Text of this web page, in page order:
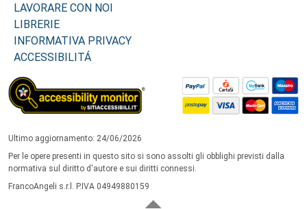
LAVORARE CON NOI
LIBRERIE
INFORMATIVA PRIVACY
ACCESSIBILITÁ
Ultimo aggiornamento: 24/06/2026
Per le opere presenti in questo sito si sono assolti gli obblighi previsti dalla
normativa sul diritto d'autore e sui diritti connessi.
FrancoAngeli s.r.l. P.IVA 04949880159